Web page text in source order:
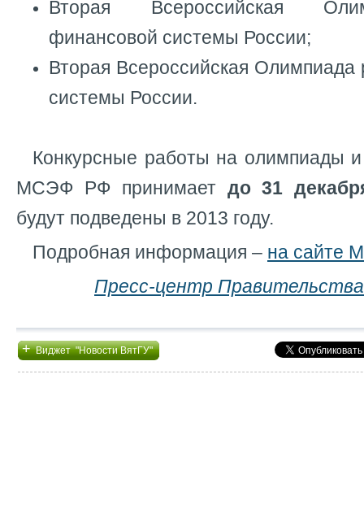
Вторая Всероссийская
финансовой системы России;
Вторая Всероссийская Олимпиада
системы России.
Конкурсные работы на олимпиады
МСЭФ РФ принимает до 31
будут подведены в 2013 году.
Подробная информация – на сайте
Пресс-центр
+Виджет "Новости ВятГУ"